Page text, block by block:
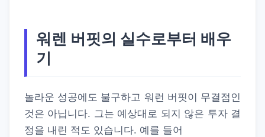
워렌 버핏의 실수로부터 배우
기
놀라운 성공에도 불구하고 워런 버핏이 무결점인
것은 아닙니다. 그는 예상대로 되지 않은 투자 결
정을 내린 적도 있습니다. 예를 들어